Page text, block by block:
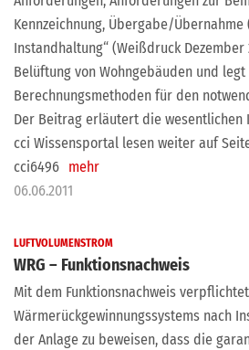
Kennzeichnung, Übergabe/Übernahme
Instandhaltung“ (Weißdruck
Belüftung von Wohngebäuden und legt
Berechnungsmethoden für den
Der Beitrag erläutert die wesentlichen
cci Wissensportal lesen weiter auf
cci6496 mehr
06.06.2011
LUFTVOLUMENSTROM
WRG – Funktionsnachweis
Mit dem Funktionsnachweis
Wärmerückgewinnungssystems nach
der Anlage zu beweisen, dass die